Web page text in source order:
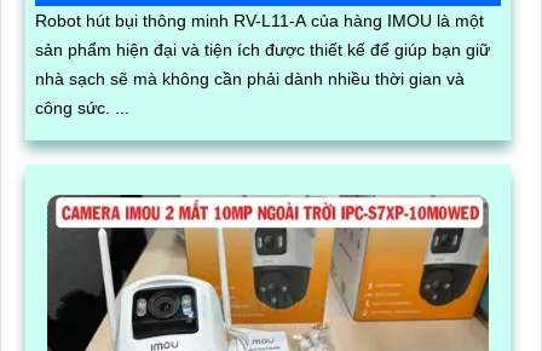
Robot hút bụi thông minh RV-L11-A của hàng IMOU là một
sản phẩm hiện đại và tiện ích được thiết kế để giúp bạn giữ
nhà sạch sẽ mà không cần phải dành nhiều thời gian và
công sức. ...